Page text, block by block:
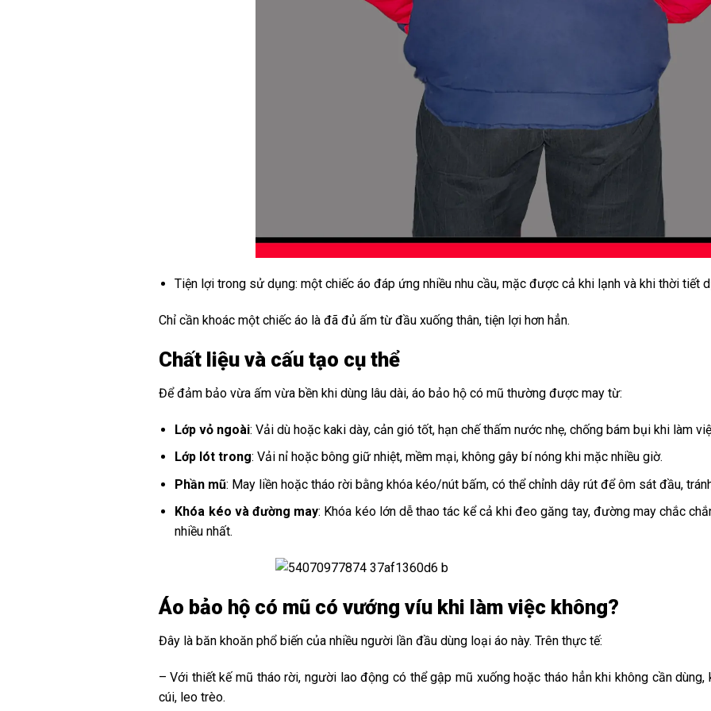
Tiện lợi trong sử dụng: một chiếc áo đáp ứng nhiều nhu cầu, mặc được cả khi lạnh và khi thời tiết
Chỉ cần khoác một chiếc áo là đã đủ ấm từ đầu xuống thân, tiện lợi hơn hẳn.
Chất liệu và cấu tạo cụ thể
Để đảm bảo vừa ấm vừa bền khi dùng lâu dài, áo bảo hộ có mũ thường được may từ:
Lớp vỏ ngoài: Vải dù hoặc kaki dày, cản gió tốt, hạn chế thấm nước nhẹ, chống bám bụi khi làm
Lớp lót trong: Vải nỉ hoặc bông giữ nhiệt, mềm mại, không gây bí nóng khi mặc nhiều giờ.
Phần mũ: May liền hoặc tháo rời bằng khóa kéo/nút bấm, có thể chỉnh dây rút để ôm sát đầu,
Khóa kéo và đường may: Khóa kéo lớn dễ thao tác kể cả khi đeo găng tay, đường may chắc
nhiều nhất.
Áo bảo hộ có mũ có vướng víu khi làm việc không?
Đây là băn khoăn phổ biến của nhiều người lần đầu dùng loại áo này. Trên thực tế:
– Với thiết kế mũ tháo rời, người lao động có thể gập mũ xuống hoặc tháo hẳn khi không cần
cúi, leo trèo.